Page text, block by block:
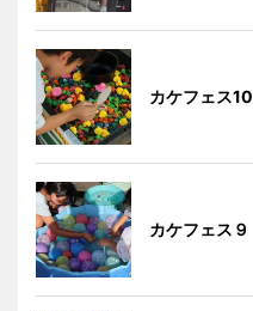
カケフェス10
カケフェス９